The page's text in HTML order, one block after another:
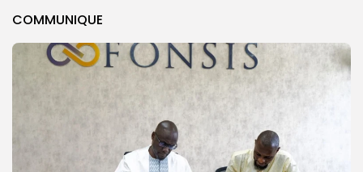
COMMUNIQUE